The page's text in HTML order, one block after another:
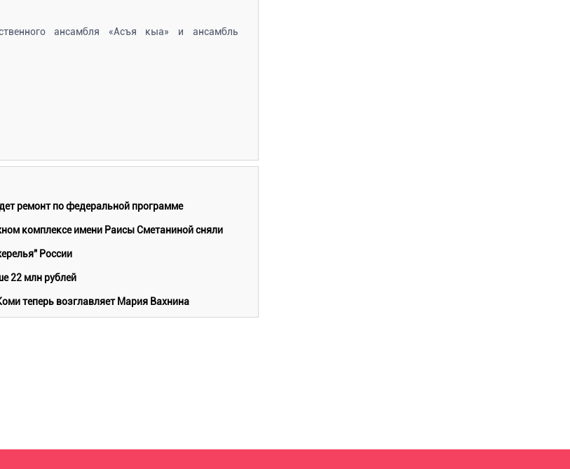
ансамбля «Асъя кыа» и ансамбль
ремонт по федеральной программе
комплексе имени Раисы Сметаниной сняли
России
22 млн рублей
теперь возглавляет Мария Вахнина